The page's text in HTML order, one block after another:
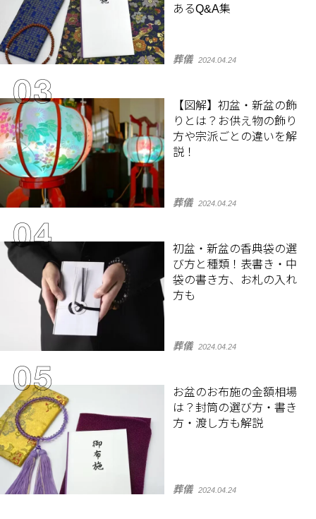
あるQ&A集
葬儀 2024.04.24
【図解】初盆・新盆の飾
りとは？お供え物の飾り
方や宗派ごとの違いを解
説！
葬儀 2024.04.24
初盆・新盆の香典袋の選
び方と種類！表書き・中
袋の書き方、お札の入れ
方も
葬儀 2024.04.24
お盆のお布施の金額相場
は？封筒の選び方・書き
方・渡し方も解説
葬儀 2024.04.24